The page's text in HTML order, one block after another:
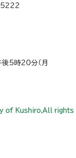
5時20分（月
of Kushiro,All rights